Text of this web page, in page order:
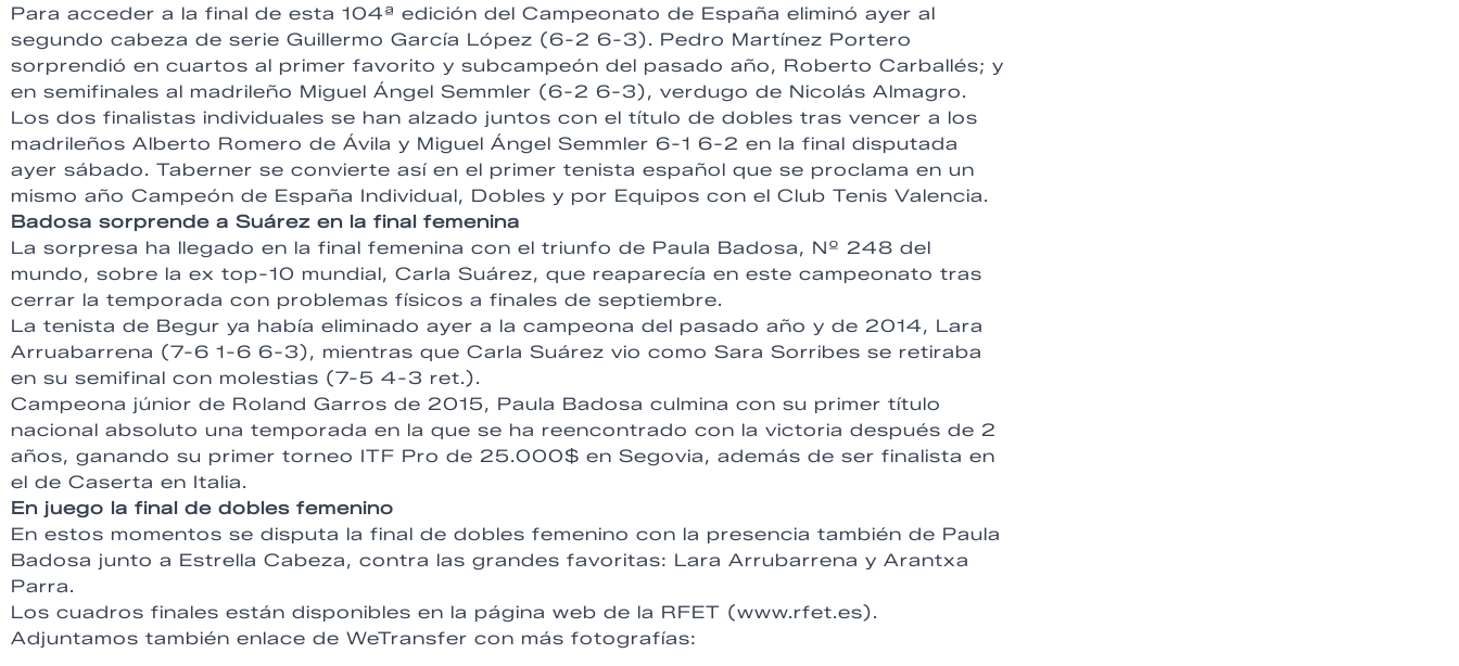
Para acceder a la final de esta 104ª edición del Campeonato de España eliminó ayer al
segundo cabeza de serie Guillermo García López (6-2 6-3). Pedro Martínez Portero
sorprendió en cuartos al primer favorito y subcampeón del pasado año, Roberto Carballés; y
en semifinales al madrileño Miguel Ángel Semmler (6-2 6-3), verdugo de Nicolás Almagro.
Los dos finalistas individuales se han alzado juntos con el título de dobles tras vencer a los
madrileños Alberto Romero de Ávila y Miguel Ángel Semmler 6-1 6-2 en la final disputada
ayer sábado. Taberner se convierte así en el primer tenista español que se proclama en un
mismo año Campeón de España Individual, Dobles y por Equipos con el Club Tenis Valencia.
Badosa sorprende a Suárez en la final femenina
La sorpresa ha llegado en la final femenina con el triunfo de Paula Badosa, Nº 248 del
mundo, sobre la ex top-10 mundial, Carla Suárez, que reaparecía en este campeonato tras
cerrar la temporada con problemas físicos a finales de septiembre.
La tenista de Begur ya había eliminado ayer a la campeona del pasado año y de 2014, Lara
Arruabarrena (7-6 1-6 6-3), mientras que Carla Suárez vio como Sara Sorribes se retiraba
en su semifinal con molestias (7-5 4-3 ret.).
Campeona júnior de Roland Garros de 2015, Paula Badosa culmina con su primer título
nacional absoluto una temporada en la que se ha reencontrado con la victoria después de 2
años, ganando su primer torneo ITF Pro de 25.000$ en Segovia, además de ser finalista en
el de Caserta en Italia.
En juego la final de dobles femenino
En estos momentos se disputa la final de dobles femenino con la presencia también de Paula
Badosa junto a Estrella Cabeza, contra las grandes favoritas: Lara Arrubarrena y Arantxa
Parra.
Los cuadros finales están disponibles en la página web de la RFET (www.rfet.es).
Adjuntamos también enlace de WeTransfer con más fotografías: